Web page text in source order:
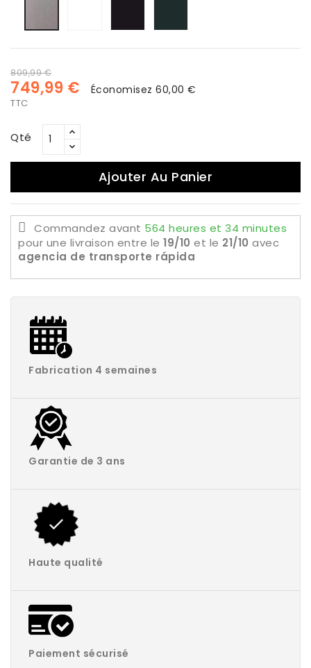
809,99 €
749,99 € Économisez 60,00 €
TTC
Qté
Ajouter Au Panier
Commandez avant 564 heures et 34 minutes
pour une livraison entre le 19/10 et le 21/10 avec
agencia de transporte rápida
Fabrication 4 semaines
Garantie de 3 ans
Haute qualité
Paiement sécurisé